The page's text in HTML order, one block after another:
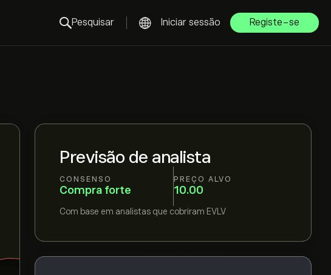
Pesquisar Iniciar sessão Registe-se
Previsão de analista
CONSENSO
Compra forte
PREÇO ALVO
10.00
Com base em analistas que cobriram EVLV